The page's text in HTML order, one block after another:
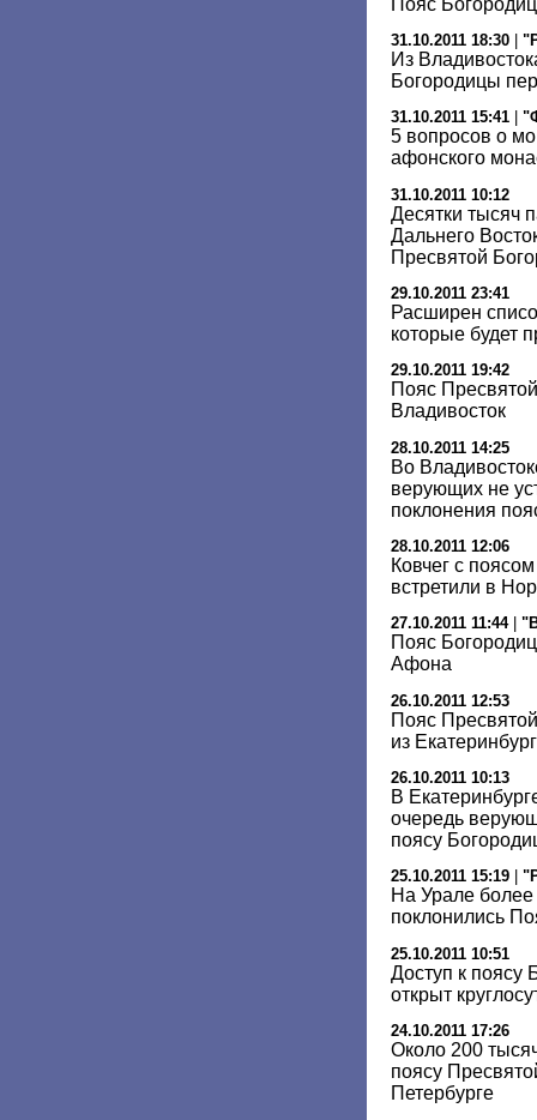
31.10.2011 18:30
Из
Богородицы
31.10.2011 15:41
5 вопросов о
афонского
31.10.2011 10:12
Десятки тысяч
Дальнего
Пресвятой
29.10.2011 23:41
Расширен
которые будет
29.10.2011 19:42
Пояс
Владивосток
28.10.2011 14:25
Во
верующих не
поклонения
28.10.2011 12:06
Ковчег с
встретили в
27.10.2011 11:44|
Пояс
Афона
26.10.2011 12:53
Пояс
из
26.10.2011 10:13
В
очередь
поясу
25.10.2011 15:19
На Урале
поклонились
25.10.2011 10:51
Доступ к поясу
открыт
24.10.2011 17:26
Около 200
поясу
Петербурге